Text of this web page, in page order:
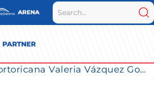
La Numia Vero Volley completa il roster: la schiacciatrice portoricana Valeria Vázquez Gomez è l’ultimo innesto di Milano per la stagione 2026/2027